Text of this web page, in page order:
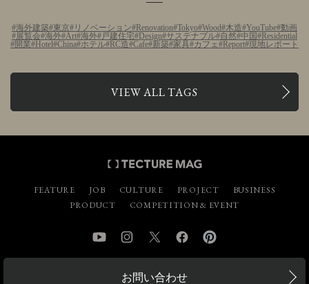
海外建築 東京 リノベーション Renovation Tokyo Wood 木造 YouTube 動画
展覧会 海外 Art 海外 戸建住宅 Design サステナブル 自然 中国
Residential
開業
Hotel China ホテル RC造 Cafe 新築 家具 カフェ Report 現地レポート
VIEW ALL TAGS
FEATURE JOB CULTURE PROJECT
BUSINESS
PRODUCT
COMPETITION & EVENT
YouTube InstagramTwitter Facebook
お問い合わせ